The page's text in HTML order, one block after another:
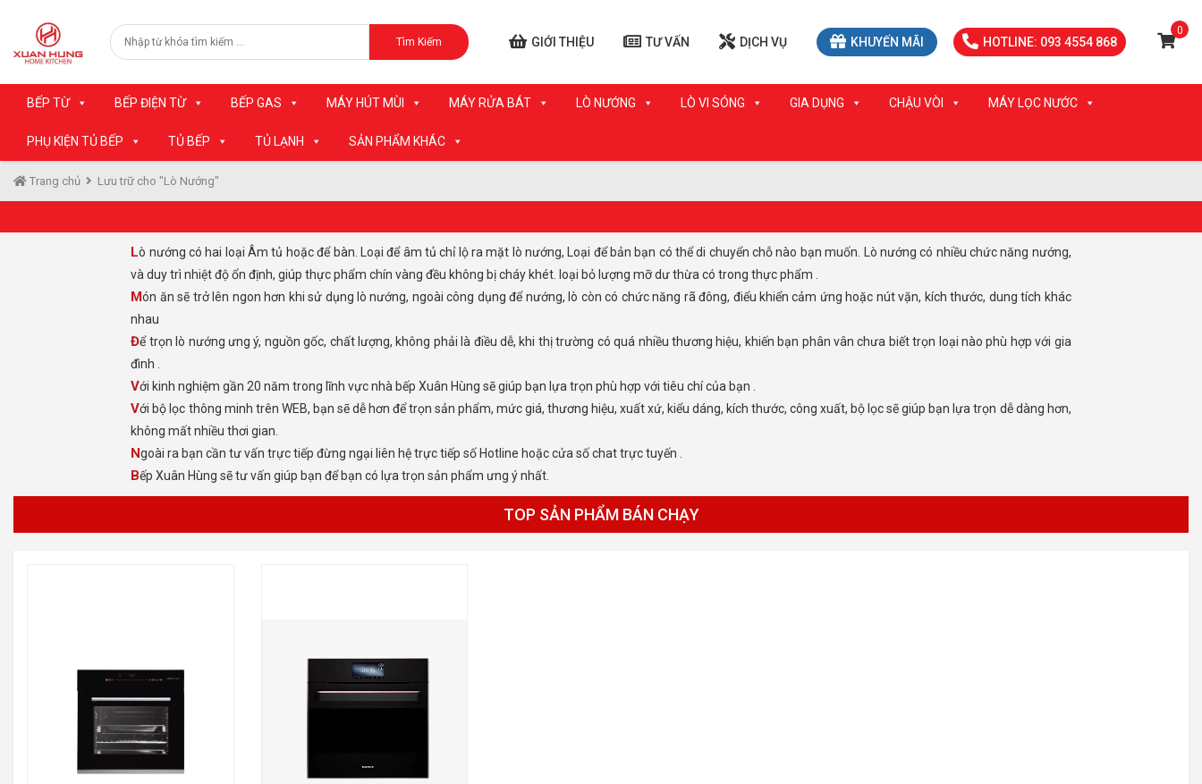
Tìm Kiếm GIỚI THIỆU TƯ VẤN DỊCH VỤ KHUYẾN MÃI HOTLINE: 093 4554 868
0
BẾP TỪ BẾP ĐIỆN TỪ BẾP GAS MÁY HÚT MÙI MÁY RỬA BÁT LÒ NƯỚNG LÒ VI SÓNG GIA DỤNG CHẬU VÒI MÁY LỌC NƯỚC
PHỤ KIỆN TỦ BẾP TỦ BẾP TỦ LẠNH SẢN PHẨM KHÁC
Trang chủ Lưu trữ cho "Lò Nướng"
Lò nướng có hai loại Âm tủ hoặc để bàn. Loại để âm tủ chỉ lộ ra mặt lò nướng, Loại để bản bạn có thể di chuyển chỗ nào bạn muốn. Lò nướng có nhiều chức năng nướng,
và duy trì nhiệt độ ổn định, giúp thực phẩm chín vàng đều không bị cháy khét. loại bỏ lượng mỡ dư thừa có trong thực phẩm .
Món ăn sẽ trở lên ngon hơn khi sử dụng lò nướng, ngoài công dụng để nướng, lò còn có chức năng rã đông, điểu khiển cảm ứng hoặc nút vặn, kích thước, dung tích khác
nhau
Để trọn lò nướng ưng ý, nguồn gốc, chất lượng, không phải là điều dễ, khi thị trường có quá nhiều thương hiệu, khiến bạn phân vân chưa biết trọn loại nào phù hợp với gia
đình .
Với kinh nghiệm gần 20 năm trong lĩnh vực nhà bếp Xuân Hùng sẽ giúp bạn lựa trọn phù hợp với tiêu chí của bạn .
Với bộ lọc thông minh trên WEB, bạn sẽ dễ hơn để trọn sản phẩm, mức giá, thương hiệu, xuất xứ, kiểu dáng, kích thước, công xuất, bộ lọc sẽ giúp bạn lựa trọn dễ dàng hơn,
không mất nhiều thơi gian.
Ngoài ra bạn cần tư vấn trực tiếp đừng ngại liên hệ trực tiếp số Hotline hoặc cửa số chat trực tuyến .
Bếp Xuân Hùng sẽ tư vấn giúp bạn để bạn có lựa trọn sản phẩm ưng ý nhất.
TOP SẢN PHẨM BÁN CHẠY